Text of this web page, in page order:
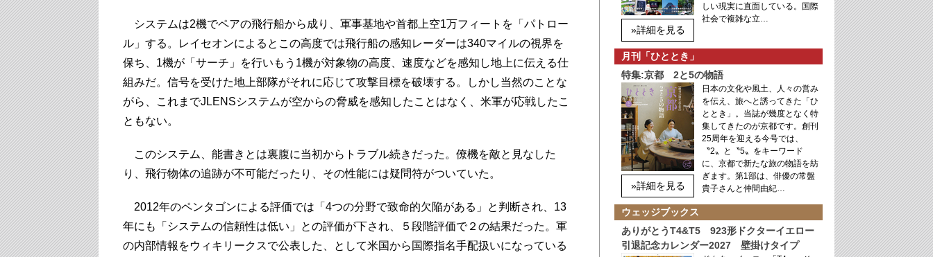
システムは2機でペアの飛行船から成り、軍事基地や首都上空1万フィートを「パトロー
ル」する。レイセオンによるとこの高度では飛行船の感知レーダーは340マイルの視界を
保ち、1機が「サーチ」を行いもう1機が対象物の高度、速度などを感知し地上に伝える仕
組みだ。信号を受けた地上部隊がそれに応じて攻撃目標を破壊する。しかし当然のことな
がら、これまでJLENSシステムが空からの脅威を感知したことはなく、米軍が応戦したこ
ともない。
このシステム、能書きとは裏腹に当初からトラブル続きだった。僚機を敵と見なした
り、飛行物体の追跡が不可能だったり、その性能には疑問符がついていた。
2012年のペンタゴンによる評価では「4つの分野で致命的欠陥がある」と判断され、13
年にも「システムの信頼性は低い」との評価が下され、５段階評価で２の結果だった。軍
の内部情報をウィキリークスで公表した、として米国から国際指名手配扱いになっている
»詳細を見る
しい現実に直面している。国際
社会で複雑な立…
月刊「ひととき」
特集:京都 2と5の物語
»詳細を見る
日本の文化や風土、人々の営み
を伝え、旅へと誘ってきた「ひ
ととき」。当誌が幾度となく特
集してきたのが京都です。創刊
25周年を迎える今号では、
〝2〟と〝5〟をキーワード
に、京都で新たな旅の物語を紡
ぎます。第1部は、俳優の常盤
貴子さんと仲間由紀…
ウェッジブックス
ありがとうT4&T5 923形ドクターイエロー
引退記念カレンダー2027 壁掛けタイプ